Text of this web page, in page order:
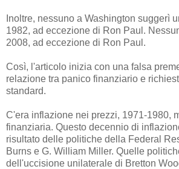
Inoltre, nessuno a Washington suggerì
1982, ad eccezione di Ron Paul.
2008, ad eccezione di Ron Paul.
Così, l'articolo inizia con una falsa
relazione tra panico finanziario e
standard.
C'era inflazione nei prezzi, 1971-1980,
finanziaria. Questo decennio di
risultato delle politiche della Federal
Burns e G. William Miller. Quelle
dell'uccisione unilaterale di Bretton